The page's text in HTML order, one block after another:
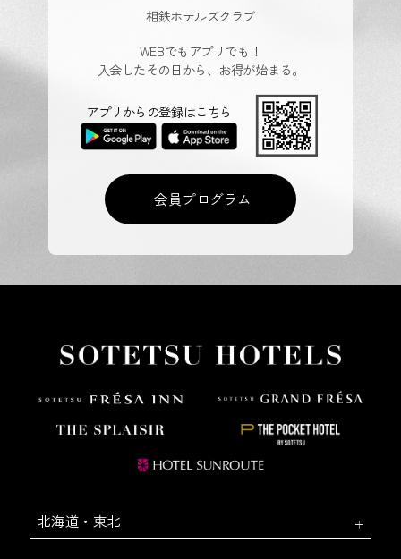
相鉄ホテルズクラブ
WEBでもアプリでも！
入会したその日から、お得が始まる。
会員プログラム
アプリからの登録はこちら
北海道・東北